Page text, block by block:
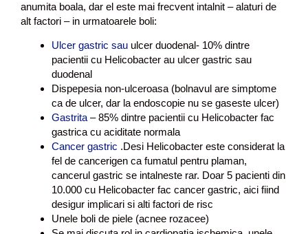
anumita boala, dar el este mai frecvent intalnit – alaturi de
alt factori – in urmatoarele boli:
Ulcer gastric sau ulcer duodenal- 10% dintre
pacientii cu Helicobacter au ulcer gastric sau
duodenal
Dispepesia non-ulceroasa (bolnavul are simptome
ca de ulcer, dar la endoscopie nu se gaseste ulcer)
Gastrita – 85% dintre pacientii cu Helicobacter fac
gastrica cu aciditate normala
Cancer gastric .Desi Helicobacter este considerat la
fel de cancerigen ca fumatul pentru plaman,
cancerul gastric se intalneste rar. Doar 5 pacienti din
10.000 cu Helicobacter fac cancer gastric, aici fiind
desigur implicari si alti factori de risc
Unele boli de piele (acnee rozacee)